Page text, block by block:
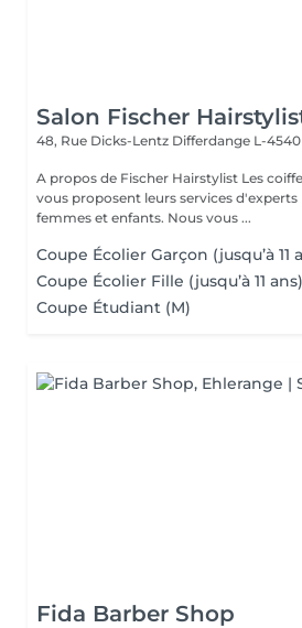
Salon Fischer
48, Rue Dicks-Lentz Differdange L-4540
A propos de Fischer Hairstylist Les coiffeurs Fischer Hairstylist
vous proposent leurs services
femmes et enfants. Nous vous ...
Coupe Écolier Garçon (jusqu’à 11
Coupe Écolier Fille (jusqu’à 11 ans)
Coupe Étudiant (M)
Fida Barber Shop